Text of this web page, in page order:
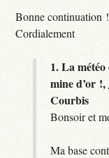
Bonne continuation !
Cordialement
1.La
mine d’or !,
Courbis
Bonsoir et
Ma base